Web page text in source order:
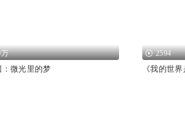
：微光里的梦
2594
《我的世